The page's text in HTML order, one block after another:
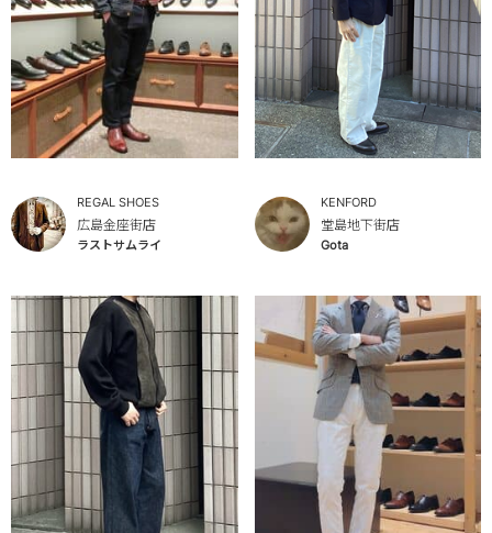
REGAL SHOES
広島金座街店
ラストサムライ
KENFORD
堂島地下街店
Gota